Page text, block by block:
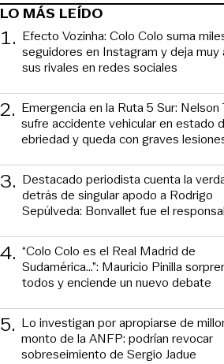
LO MÁS LEÍDO
1. Efecto Vozinha: Colo Colo suma
seguidores en Instagram y deja muy
sus rivales en redes sociales
2. Emergencia en la Ruta 5 Sur: Nelson
sufre accidente vehicular en estado
ebriedad y queda con graves
3. Destacado periodista cuenta la
detrás de singular apodo a Rodrigo
Sepúlveda: Bonvallet fue el
4. “Colo Colo es el Real Madrid de
Sudamérica…”: Mauricio Pinilla
todos y enciende un nuevo debate
5. Lo investigan por apropiarse de
monto de la ANFP: podrían revocar
sobreseimiento de Sergio Jadue